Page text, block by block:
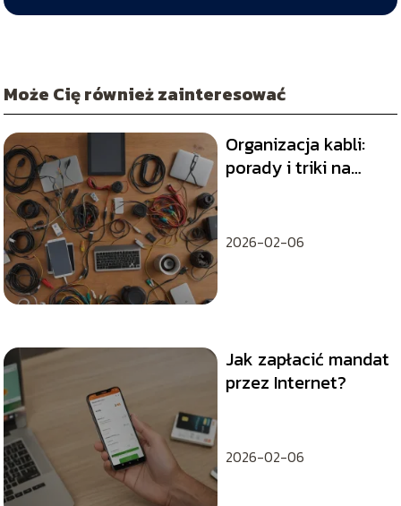
Może Cię również zainteresować
Organizacja kabli:
porady i triki na
2026-02-06
Jak zapłacić mandat
przez Internet?
2026-02-06